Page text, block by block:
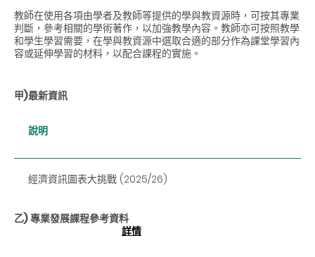
教師在使用各項由學者及教師等提供的學與教資源時，可按其專業
判斷，參考相關的學術著作，以加強教學內容。教師亦可按照教學
和學生學習需要，在學與教資源中選取合適的部分作為課堂學習內
容或延伸學習的材料，以配合課程的實施。
甲)最新資訊
說明
經濟資訊圖表大挑戰 (2025/26)
乙) 專業發展課程參考資料
詳情